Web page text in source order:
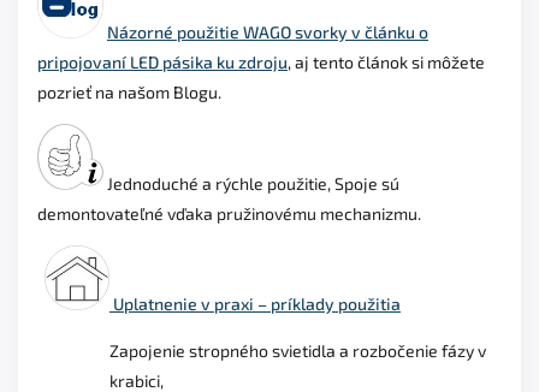
Názorné použitie WAGO svorky v článku o
pripojovaní LED pásika ku zdroju, aj tento článok si môžete
pozrieť na našom Blogu.
Jednoduché a rýchle použitie, Spoje sú
demontovateľné vďaka pružinovému mechanizmu.
Uplatnenie v praxi – príklady použitia
Zapojenie stropného svietidla a rozbočenie fázy v
krabici,